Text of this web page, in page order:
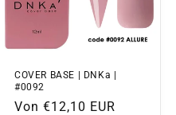
COVER BASE | DNKa |
#0092
Normaler
Von €12,10 EUR